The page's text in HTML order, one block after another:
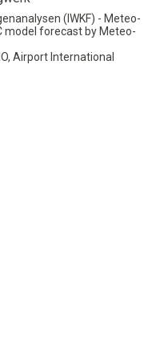
(IWKF) - Meteo-
model forecast by Meteo-
Airport International